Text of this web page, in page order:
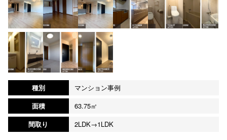
種別
マンション事例
面積
63.75㎡
間取り
2LDK→1LDK